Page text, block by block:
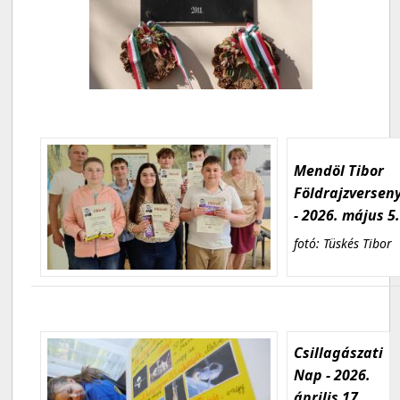
Mendöl Tibor
- 2026. május 5.
fotó: Tüskés Tibor
Csillagászati
Nap - 2026.